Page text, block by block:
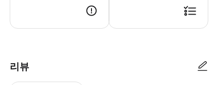
리뷰